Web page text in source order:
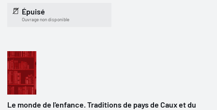
Épuisé
Ouvrage non disponible
Le monde de l'enfance. Traditions de pays de Caux et du